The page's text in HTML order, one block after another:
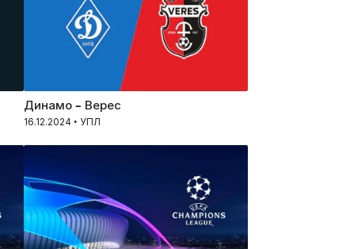
Динамо – Верес
16.12.2024 • УПЛ